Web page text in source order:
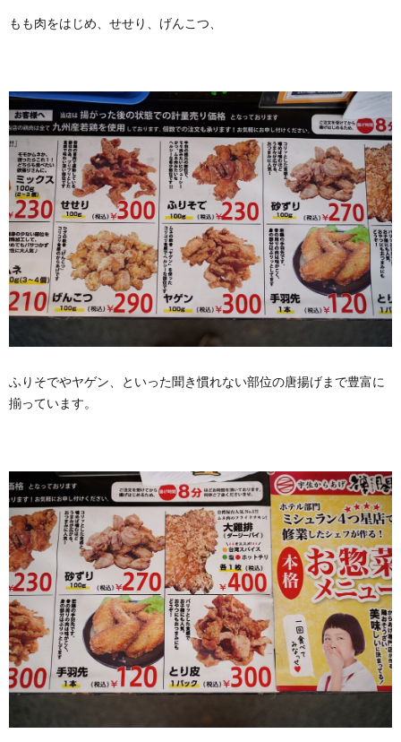
もも肉をはじめ、せせり、げんこつ、
ふりそでやヤゲン、といった聞き慣れない部位の唐揚げまで豊富に
揃っています。